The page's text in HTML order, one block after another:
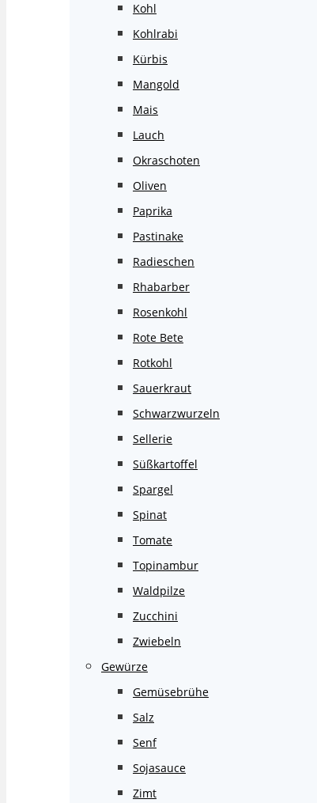
Kohl
Kohlrabi
Kürbis
Mangold
Mais
Lauch
Okraschoten
Oliven
Paprika
Pastinake
Radieschen
Rhabarber
Rosenkohl
Rote Bete
Rotkohl
Sauerkraut
Schwarzwurzeln
Sellerie
Süßkartoffel
Spargel
Spinat
Tomate
Topinambur
Waldpilze
Zucchini
Zwiebeln
Gewürze
Gemüsebrühe
Salz
Senf
Sojasauce
Zimt